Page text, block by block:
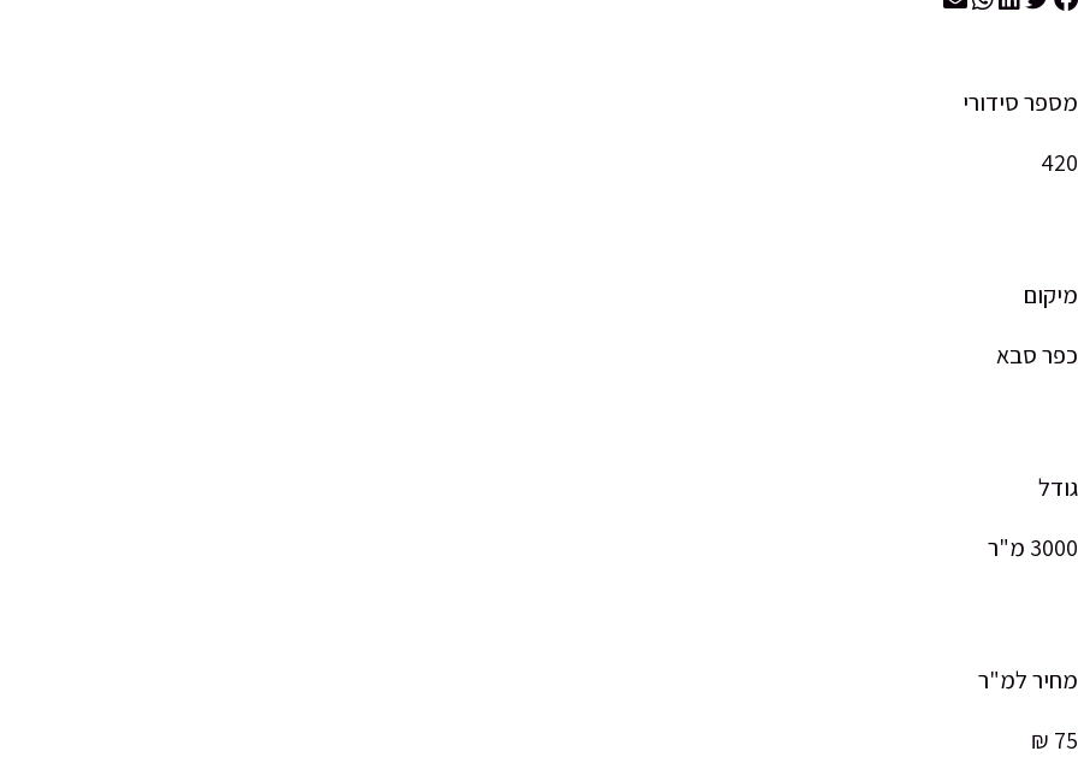
מספר סידורי
420
מיקום
כפר סבא
גודל
3000 מ"ר
מחיר למ"ר
75 ₪